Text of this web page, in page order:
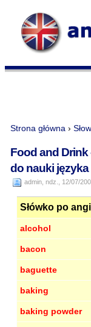
Strona główna›
Food and Drink
do nauki
admin, ndz., 12/07/
Słówko po
alcohol
bacon
baguette
baking
baking powder